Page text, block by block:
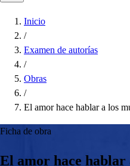
Inicio
/
Examen de autorías
/
Obras
/
El amor hace hablar a los
Ficha de obra
El amor hace hablar